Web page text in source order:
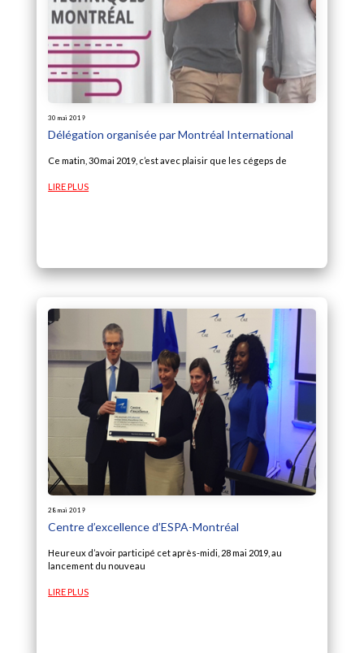
30 mai 2019
Délégation organisée par Montréal International
Ce matin, 30 mai 2019, c’est avec plaisir que les cégeps de
LIRE PLUS
28 mai 2019
Centre d’excellence d’ESPA-Montréal
Heureux d’avoir participé cet après-midi, 28 mai 2019, au
lancement du nouveau
LIRE PLUS